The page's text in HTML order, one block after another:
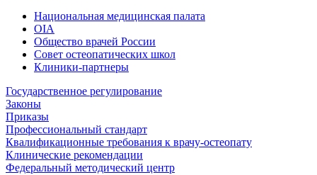
Национальная медицинская палата
OIA
Общество врачей России
Совет остеопатических школ
Клиники-партнеры
Государственное регулирование
Законы
Приказы
Профессиональный стандарт
Квалификационные требования к врачу-остеопату
Клинические рекомендации
Федеральный методический центр